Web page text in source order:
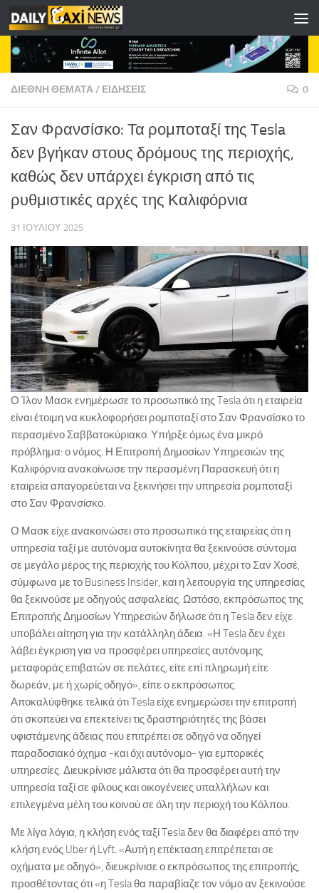
Skip to content
ΔΙΕΘΝΗ ΘΕΜΑΤΑ/ ΕΙΔΗΣΕΙΣ 0
Σαν Φρανσίσκο: Τα ρομποταξί της Tesla
δεν βγήκαν στους δρόμους της περιοχής,
καθώς δεν υπάρχει έγκριση από τις
ρυθμιστικές αρχές της Καλιφόρνια
31 ΙΟΥΛΊΟΥ 2025
Ο Ίλον Μασκ ενημέρωσε το προσωπικό της Tesla ότι η εταιρεία
είναι έτοιμη να κυκλοφορήσει ρομποταξί στο Σαν Φρανσίσκο το
περασμένο Σαββατοκύριακο. Υπήρξε όμως ένα μικρό
πρόβλημα: ο νόμος. Η Επιτροπή Δημοσίων Υπηρεσιών της
Καλιφόρνια ανακοίνωσε την περασμένη Παρασκευή ότι η
εταιρεία απαγορεύεται να ξεκινήσει την υπηρεσία ρομποταξί
στο Σαν Φρανσίσκο.
Ο Μασκ είχε ανακοινώσει στο προσωπικό της εταιρείας ότι η
υπηρεσία ταξί με αυτόνομα αυτοκίνητα θα ξεκινούσε σύντομα
σε μεγάλο μέρος της περιοχής του Κόλπου, μέχρι το Σαν Χοσέ,
σύμφωνα με το Business Insider, και η λειτουργία της υπηρεσίας
θα ξεκινούσε με οδηγούς ασφαλείας. Ωστόσο, εκπρόσωπος της
Επιτροπής Δημοσίων Υπηρεσιών δήλωσε ότι η Tesla δεν είχε
υποβάλει αίτηση για την κατάλληλη άδεια. «Η Tesla δεν έχει
λάβει έγκριση για να προσφέρει υπηρεσίες αυτόνομης
μεταφοράς επιβατών σε πελάτες, είτε επί πληρωμή είτε
δωρεάν, με ή χωρίς οδηγό», είπε ο εκπρόσωπος.
Αποκαλύφθηκε τελικά ότι Tesla είχε ενημερώσει την επιτροπή
ότι σκοπεύει να επεκτείνει τις δραστηριότητές της βάσει
υφιστάμενης άδειας που επιτρέπει σε οδηγό να οδηγεί
παραδοσιακό όχημα -και όχι αυτόνομο- για εμπορικές
υπηρεσίες. Διευκρίνισε μάλιστα ότι θα προσφέρει αυτή την
υπηρεσία ταξί σε φίλους και οικογένειες υπαλλήλων και
επιλεγμένα μέλη του κοινού σε όλη την περιοχή του Κόλπου.
Με λίγα λόγια, η κλήση ενός ταξί Tesla δεν θα διαφέρει από την
κλήση ενός Uber ή Lyft. «Αυτή η επέκταση επιτρέπεται σε
οχήματα με οδηγό», διευκρίνισε ο εκπρόσωπος της επιτροπής,
προσθέτοντας ότι «η Tesla θα παραβίαζε τον νόμο αν ξεκινούσε